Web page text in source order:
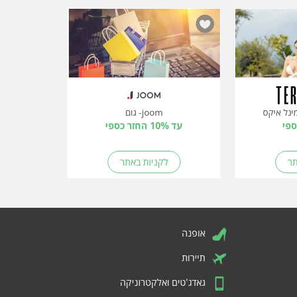
joom- גום
עד 10% החזר כספי
לקניות באתר
אופנה
תיירות
גאדג'טים ואלקטרוניקה